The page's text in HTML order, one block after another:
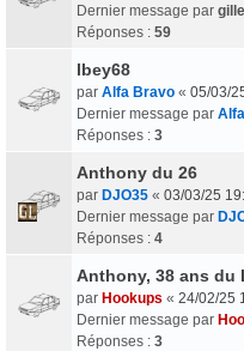
Dernier message par
Réponses : 59
lbey68
par Alfa Bravo « 05/03/
Dernier message par
Réponses : 3
Anthony du 26
par DJO35 « 03/03/25
Dernier message par
Réponses : 4
Anthony, 38 ans du
par Hookups « 24/02/25
Dernier message par
Réponses : 3